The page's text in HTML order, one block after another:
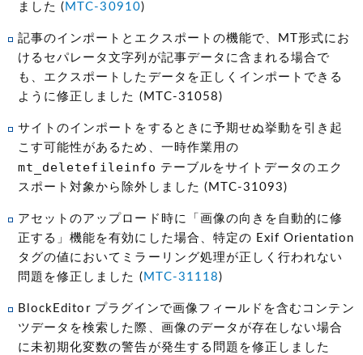
ました ( MTC-30910)
記事のインポートとエクスポートの機能で、MT形式にお
けるセパレータ文字列が記事データに含まれる場合で
も、エクスポートしたデータを正しくインポートできる
ように修正しました (MTC-31058)
サイトのインポートをするときに予期せぬ挙動を引き起
こす可能性があるため、一時作業用の
mt_deletefileinfo テーブルをサイトデータのエク
スポート対象から除外しました (MTC-31093)
アセットのアップロード時に「画像の向きを自動的に修
正する」機能を有効にした場合、特定の Exif Orientation
タグの値においてミラーリング処理が正しく行われない
問題を修正しました ( MTC-31118 )
BlockEditor プラグインで画像フィールドを含むコンテン
ツデータを検索した際、画像のデータが存在しない場合
に未初期化変数の警告が発生する問題を修正しました